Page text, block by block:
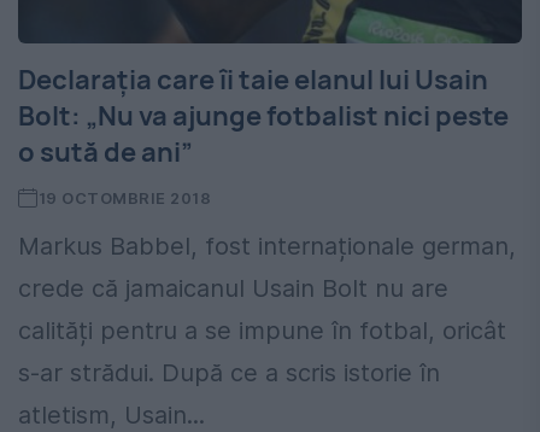
Declarația care îi taie elanul lui Usain
Bolt: „Nu va ajunge fotbalist nici peste
o sută de ani”
19 OCTOMBRIE 2018
Markus Babbel, fost internaționale german,
crede că jamaicanul Usain Bolt nu are
calități pentru a se impune în fotbal, oricât
s-ar strădui. După ce a scris istorie în
atletism, Usain...